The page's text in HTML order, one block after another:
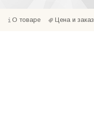
О товаре Цена и заказ